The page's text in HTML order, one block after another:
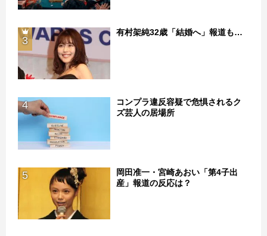
3
有村架純32歳「結婚へ」報道も…
4
コンプラ違反容疑で危惧されるク
ズ芸人の居場所
5
岡田准一・宮崎あおい「第4子出
産」報道の反応は？